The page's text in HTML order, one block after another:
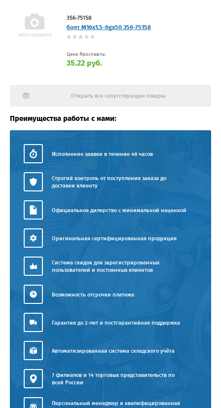
356-75158
болт М16x1.5-6gx50 356-75158
Цена Ярославль:
35.22 руб.
Открыть все сопутствующие товары
Преимущества работы с нами:
Исполнение заявки в течение 48 часов
Строгий контроль от поступления заказа до
доставки клиенту
Официальное дилерство с минимальной наценкой
Оригинальная сертифицированная продукция
Система скидок для зарегистрированных
пользователей и постоянных клиентов
Возможность отсрочки платежа
Гарантия до 2-лет и постгарантийная поддержка
Автоматизированная система складского учёта
7 филиалов и 14 торговых представительств по
всей России
Персональный менеджер и квалифицированная